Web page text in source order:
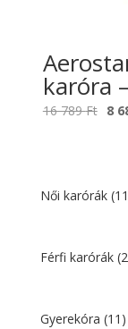
karóra
16 789Ft
789
8
Női karórák
Férfi karórák
Gyerekóra (11)